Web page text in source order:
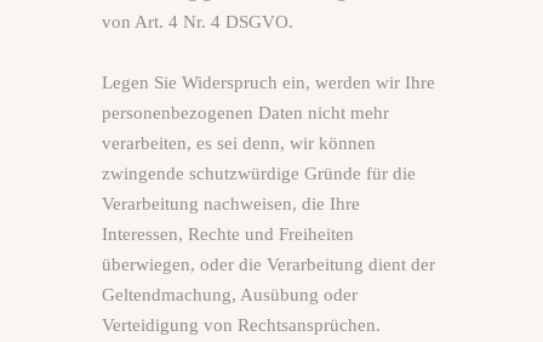
von Art. 4 Nr. 4 DSGVO.
Legen Sie Widerspruch ein, werden wir Ihre
personenbezogenen Daten nicht mehr
verarbeiten, es sei denn, wir können
zwingende schutzwürdige Gründe für die
Verarbeitung nachweisen, die Ihre
Interessen, Rechte und Freiheiten
überwiegen, oder die Verarbeitung dient der
Geltendmachung, Ausübung oder
Verteidigung von Rechtsansprüchen.